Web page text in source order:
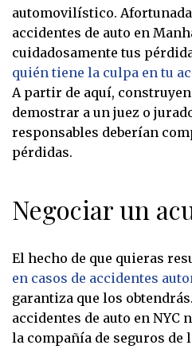
automovilístico.
accidentes de auto en
cuidadosamente tus
quién tiene la culpa en tu
A partir de aquí,
demostrar a un juez o
responsables deberían
pérdidas.
Negociar un
El hecho de que quieras
en casos de accidentes
garantiza que los
accidentes de auto en NYC
la compañía de seguros de